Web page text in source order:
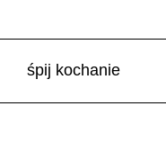
śpij kochanie